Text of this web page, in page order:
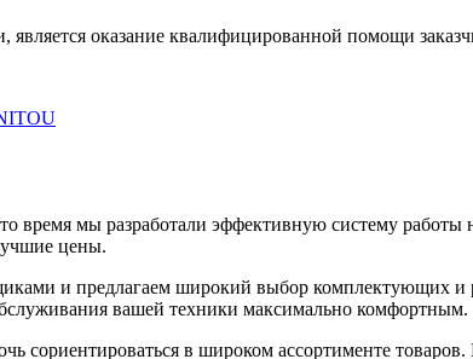
оказание квалифицированной помощи
мы разработали эффективную систему работы
цены.
и предлагаем широкий выбор комплектующих и
вашей техники максимально комфортным.
сориентироваться в широком ассортименте